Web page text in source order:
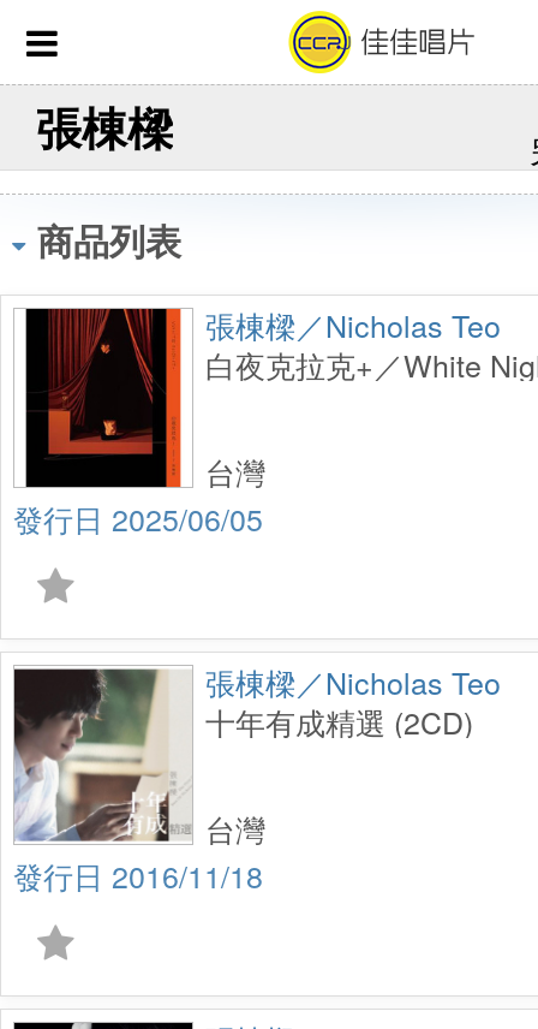
張棟樑
商品列表
張棟樑／Nicholas Teo
白夜克拉克+／White
2025/06/05
台灣
張棟樑／Nicholas Teo
十年有成精選 (2CD)
2016/11/18
台灣